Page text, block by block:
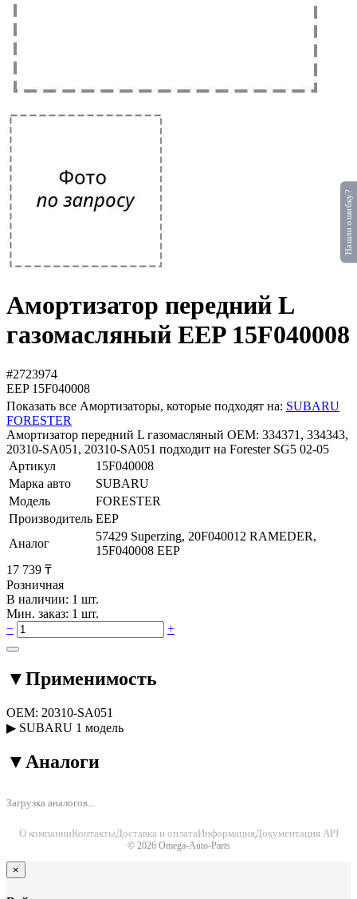
Амортизатор передний L
газомасляный EEP 15F040008
#2723974
EEP 15F040008
Показать все Амортизаторы, которые подходят на: SUBARU
FORESTER
Амортизатор передний L газомасляный OEM: 334371, 334343,
20310-SA051, 20310-SA051 подходит на Forester SG5 02-05
Артикул
15F040008
Марка авто
SUBARU
Модель
FORESTER
Производитель EEP
Аналог
57429 Superzing, 20F040012 RAMEDER,
15F040008 EEP
17 739 ₸
Розничная
В наличии: 1 шт.
Мин. заказ: 1 шт.
−
+
▼Применимость
OEM: 20310-SA051
▶ SUBARU 1 модель
▼ Аналоги
Загрузка аналогов...
О компанииКонтактыДоставка и оплатаИнформацияДокументация API
© 2026 Omega-Auto-Parts
×
Нашли ошибку?